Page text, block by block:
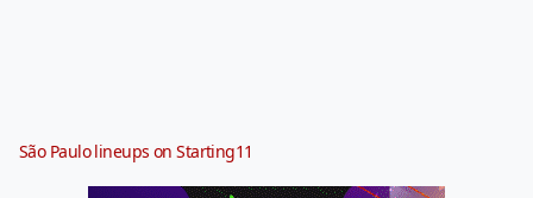
São Paulo lineups on Starting11